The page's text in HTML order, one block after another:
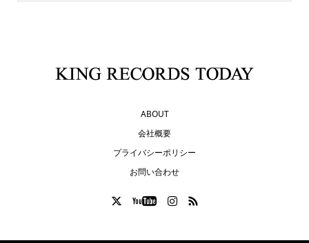
ABOUT
会社概要
プライバシーポリシー
お問い合わせ